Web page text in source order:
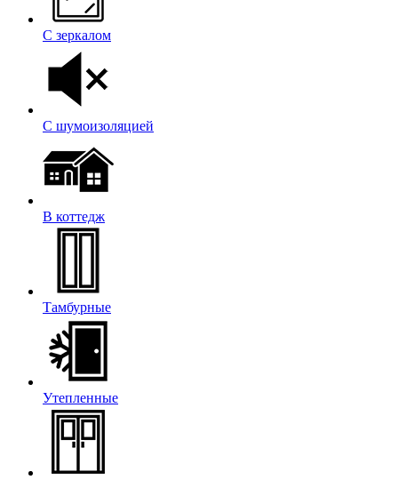
С зеркалом
С шумоизоляцией
В коттедж
Тамбурные
Утепленные